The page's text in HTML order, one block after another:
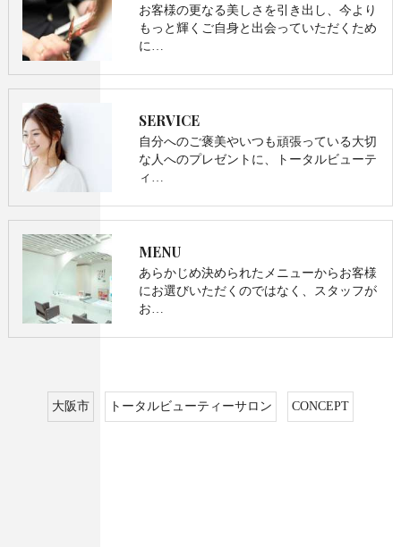
お客様の更なる美しさを引き出し、今より
もっと輝くご自身と出会っていただくため
に…
SERVICE
自分へのご褒美やいつも頑張っている大切
な人へのプレゼントに、トータルビューテ
ィ…
MENU
あらかじめ決められたメニューからお客様
にお選びいただくのではなく、スタッフが
お…
大阪市 トータルビューティーサロン CONCEPT